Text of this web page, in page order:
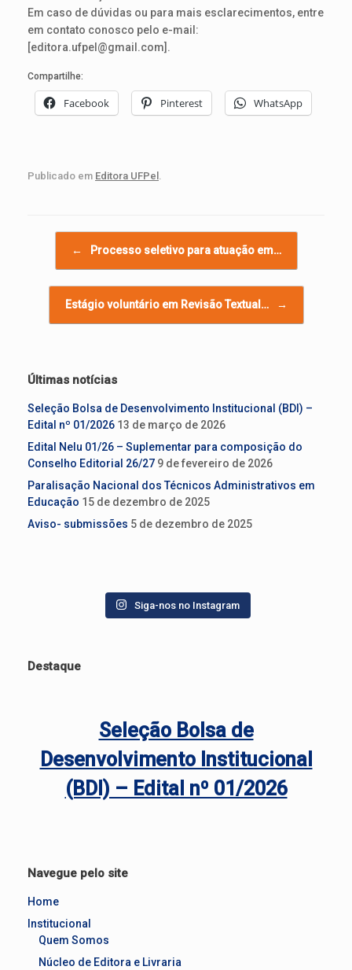
Em caso de dúvidas ou para mais esclarecimentos, entre
em contato conosco pelo e-mail:
[editora.ufpel@gmail.com].
Compartilhe:
Facebook Pinterest WhatsApp
Publicado em Editora UFPel
← Processo seletivo para atuação em…
Estágio voluntário em Revisão Textual… →
Últimas notícias
Seleção Bolsa de Desenvolvimento Institucional (BDI) –
Edital nº 01/2026 13 de março de 2026
Edital Nelu 01/26 – Suplementar para composição do
Conselho Editorial 26/27 9 de fevereiro de 2026
Paralisação Nacional dos Técnicos Administrativos em
Educação 15 de dezembro de 2025
Aviso- submissões 5 de dezembro de 2025
Siga-nos no Instagram
Destaque
Seleção Bolsa de
Desenvolvimento Institucional
(BDI) – Edital nº 01/2026
Navegue pelo site
Home
Institucional
Quem Somos
Núcleo de Editora e Livraria